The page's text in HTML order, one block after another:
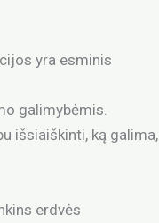
yra esminis
galimybėmis.
išsiaiškinti, ką galima,
erdvės